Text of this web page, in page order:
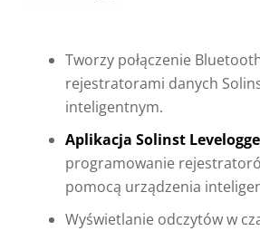
Tworzy połączenie
rejestratorami danych
inteligentnym.
Aplikacja Solinst
programowanie
pomocą urządzenia
Wyświetlanie odczytów w